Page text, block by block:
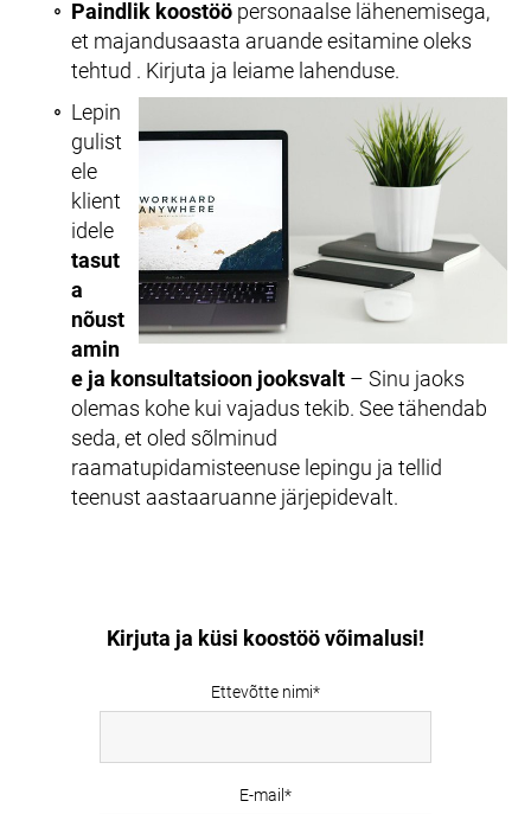
Paindlik koostöö personaalse lähenemisega,
et majandusaasta aruande esitamine oleks
tehtud . Kirjuta ja leiame lahenduse.
Lepin
gulist
ele
klient
idele
tasut
a
nõust
amin
e ja konsultatsioon jooksvalt – Sinu jaoks
olemas kohe kui vajadus tekib. See tähendab
seda, et oled sõlminud
raamatupidamisteenuse lepingu ja tellid
teenust aastaaruanne järjepidevalt.
Kirjuta ja küsi koostöö võimalusi!
Ettevõtte nimi
E-mail